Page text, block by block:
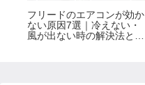
フリードのエアコンが効か
ない原因7選｜冷えない・
風が出ない時の解決法と修